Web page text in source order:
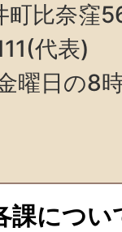
町比奈窪
代表)
曜日の8
課につい